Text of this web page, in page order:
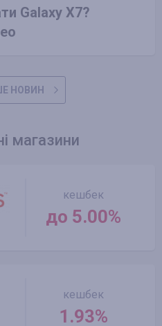
Galaxy X7?
НОВИН
магазини
кешбек
до 5.00%
кешбек
1.93%